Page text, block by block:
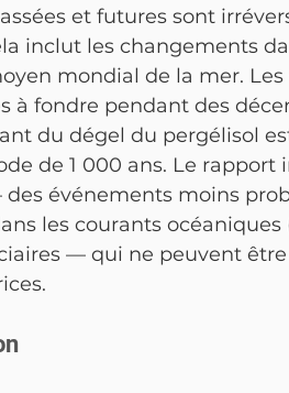
et futures sont
inclut les changements
mondial de la mer.
à fondre pendant des
du dégel du pergélisol
de 1 000 ans. Le
événements moins
les courants océaniques
— qui ne peuvent